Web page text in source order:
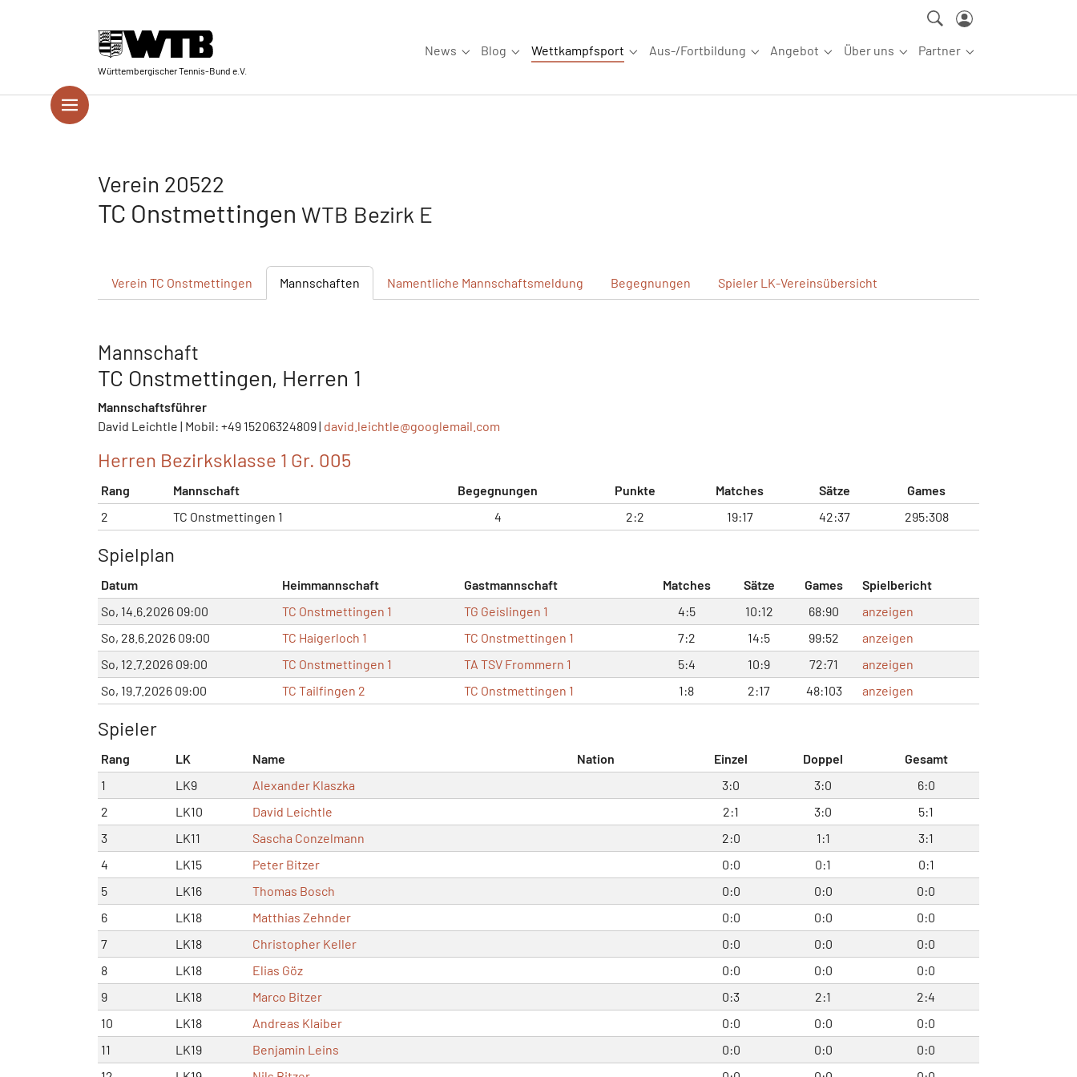
Württembergischer Tennis-Bund e.V.
News
Submenu for "News"
Blog
Submenu for "Blog"
Wettkampfsport
Submenu for "Wettkampfsport"
Aus-/Fortbildung
Submenu for "Aus-/Fortbildung"
Angebot
Submenu for "Angebot"
Über uns
Submenu for "Über uns"
Partner
Submenu for
Verein 20522
TC Onstmettingen WTB Bezirk E
Verein TC Onstmettingen Mannschaften Namentliche Mannschaftsmeldung Begegnungen Spieler LK-Vereinsübersicht
Mannschaft
TC Onstmettingen, Herren 1
Mannschaftsführer
David Leichtle | Mobil: +49 15206324809 | david.leichtle@googlemail.com
Herren Bezirksklasse 1 Gr. 005
Rang Mannschaft Begegnungen Punkte Matches Sätze
Games
2
TC Onstmettingen 1 4 2:2 19:17 42:37 295:308
Spielplan
Datum Heimmannschaft Gastmannschaft Matches Sätze Games
Spielbericht
So, 14.6.2026 09:00
TC Onstmettingen 1 TG Geislingen 1 4:5 10:12 68:90
anzeigen
So, 28.6.2026 09:00
TC Haigerloch 1 TC Onstmettingen 1 7:2 14:5 99:52
anzeigen
So, 12.7.2026 09:00
TC Onstmettingen 1 TA TSV Frommern 1 5:4 10:9 72:71
anzeigen
So, 19.7.2026 09:00
TC Tailfingen 2 TC Onstmettingen 1 1:8 2:17 48:103 anzeigen
Spieler
Rang LK Name Nation Einzel Doppel
Gesamt
1
LK9 Alexander Klaszka 3:0 3:0
6:0
2
LK10 David Leichtle 2:1 3:0
5:1
3
LK11 Sascha Conzelmann 2:0 1:1
3:1
4
LK15 Peter Bitzer 0:0 0:1
0:1
5
LK16 Thomas Bosch 0:0 0:0
0:0
6
LK18 Matthias Zehnder 0:0 0:0
0:0
7
LK18 Christopher Keller 0:0 0:0
0:0
8
LK18 Elias Göz 0:0 0:0
0:0
9
LK18 Marco Bitzer 0:3 2:1
2:4
10
LK18 Andreas Klaiber 0:0 0:0
0:0
11
LK19 Benjamin Leins 0:0 0:0
0:0